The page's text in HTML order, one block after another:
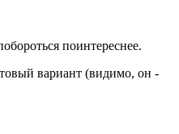
поинтереснее.
вариант (видимо, он -